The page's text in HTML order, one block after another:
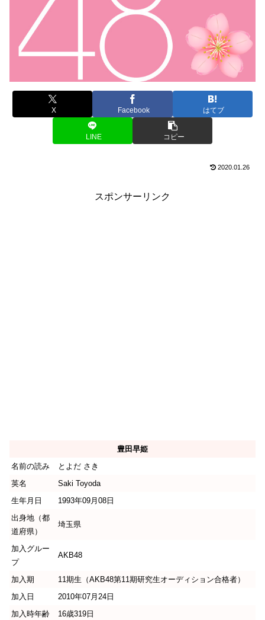
X Facebook はてブ
LINE コピー
2020.01.26
スポンサーリンク
豊田早姫
名前の読み
とよだ さき
英名
Saki Toyoda
生年月日
1993年09月08日
出身地（都
道府県）
埼玉県
加入グルー
プ
AKB48
加入期
11期生（AKB48第11期研究生オーディション合格者）
加入日
2010年07月24日
加入時年齢
16歳319日